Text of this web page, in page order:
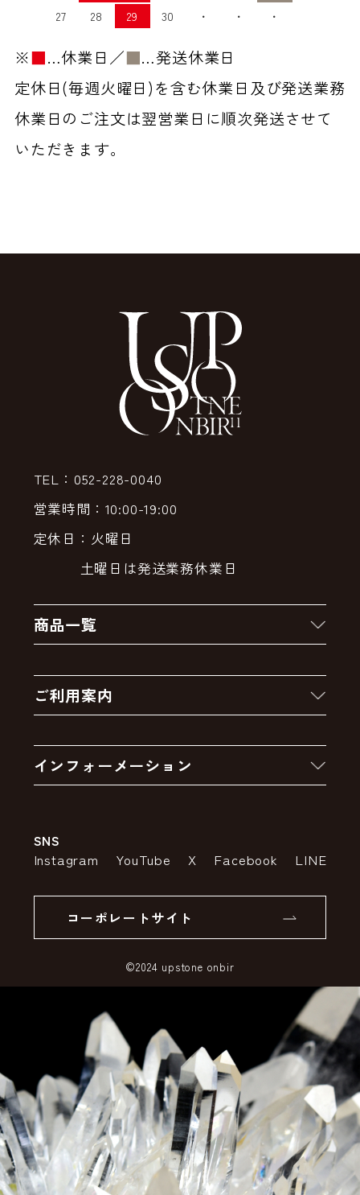
27
28 29 30 ・ ・ ・
※■…休業日／■…発送休業日
定休日(毎週火曜日)を含む休業日及び発送業務
休業日のご注文は翌営業日に順次発送させて
いただきます。
TEL：052-228-0040
営業時間：10:00-19:00
定休日：火曜日
土曜日は発送業務休業日
商品一覧
クーポン
卸販売・大量注文
アウトレットセール
ご利用案内
お支払いについて
インフォーメーション
特定商取引法の表示
SSLサーバー証明書とは
SNS
Instagram YouTube X Facebook LINE
コーポレートサイト
©2024 upstone onbir